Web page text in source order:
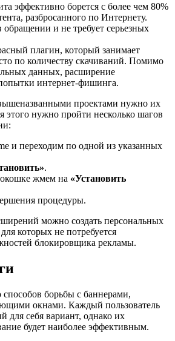
эффективно борется с более чем 80%
разбросанного по Интернету.
обращении и не требует серьезных
плагин, который занимает
по количеству скачиваний. Помимо
данных, расширение
интернет-фишинга.
проектами нужно их
этого нужно пройти несколько шагов
и переходим по одной из указанных
.
жмем на «Установить
процедуры.
можно создать персональных
которых не потребуется
блокировщика рекламы.
способов борьбы с баннерами,
окнами. Каждый пользователь
для себя вариант, однако их
будет наиболее эффективным.